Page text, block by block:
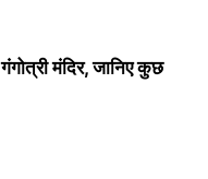
मंदिर, जानिए कुछ